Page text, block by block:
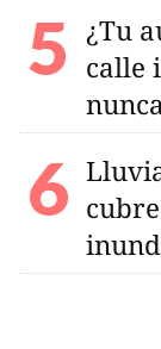
¿Tu
calle